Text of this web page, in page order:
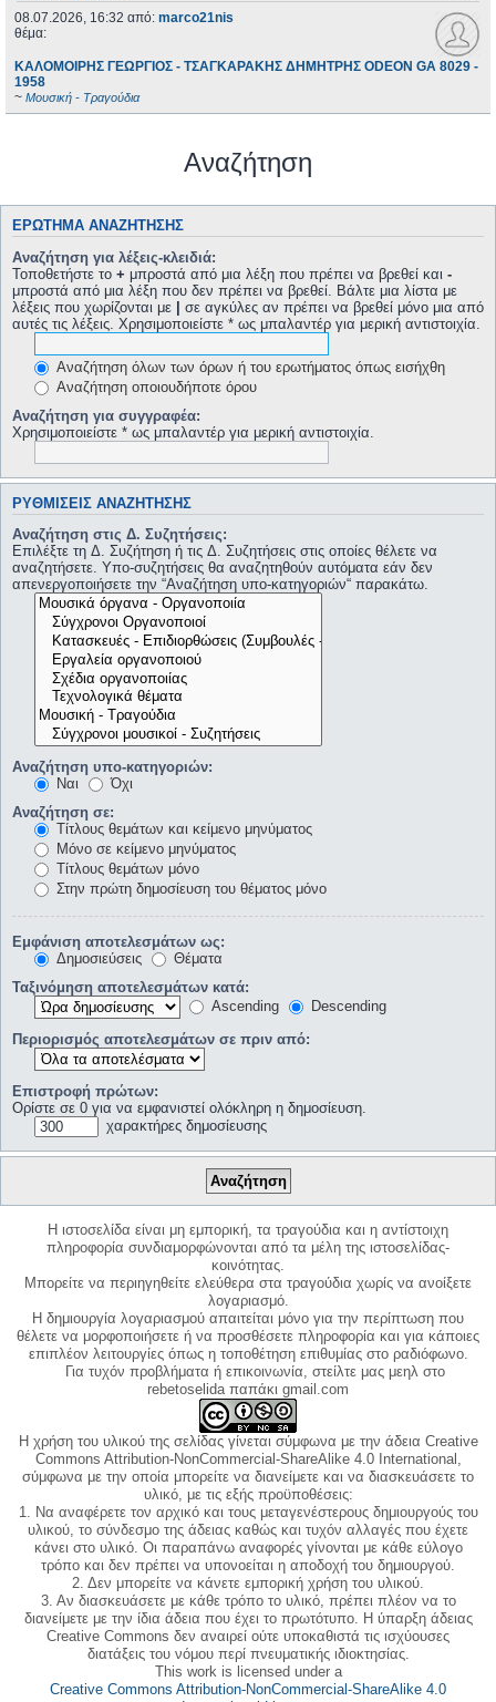
08.07.2026, 16:32 από: marco21nis
θέμα:
ΚΑΛΟΜΟΙΡΗΣ ΓΕΩΡΓΙΟΣ - ΤΣΑΓΚΑΡΑΚΗΣ ΔΗΜΗΤΡΗΣ ODEON GA 8029 -
1958
~ Μουσική - Τραγούδια
Αναζήτηση
ΕΡΏΤΗΜΑ ΑΝΑΖΉΤΗΣΗΣ
Αναζήτηση για λέξεις-κλειδιά:
Τοποθετήστε το + μπροστά από μια λέξη που πρέπει να βρεθεί και -
μπροστά από μια λέξη που δεν πρέπει να βρεθεί. Βάλτε μια λίστα με
λέξεις που χωρίζονται με | σε αγκύλες αν πρέπει να βρεθεί μόνο μια από
αυτές τις λέξεις. Χρησιμοποιείστε * ως μπαλαντέρ για μερική αντιστοιχία.
Αναζήτηση όλων των όρων ή του ερωτήματος όπως εισήχθη
Αναζήτηση οποιουδήποτε όρου
Αναζήτηση για συγγραφέα:
Χρησιμοποιείστε * ως μπαλαντέρ για μερική αντιστοιχία.
ΡΥΘΜΊΣΕΙΣ ΑΝΑΖΉΤΗΣΗΣ
Αναζήτηση στις Δ. Συζητήσεις:
Επιλέξτε τη Δ. Συζήτηση ή τις Δ. Συζητήσεις στις οποίες θέλετε να
αναζητήσετε. Υπο-συζητήσεις θα αναζητηθούν αυτόματα εάν δεν
απενεργοποιήσετε την “Αναζήτηση υπο-κατηγοριών“ παρακάτω.
Αναζήτηση υπο-κατηγοριών:
Ναι
Όχι
Αναζήτηση σε:
Τίτλους θεμάτων και κείμενο μηνύματος
Μόνο σε κείμενο μηνύματος
Τίτλους θεμάτων μόνο
Στην πρώτη δημοσίευση του θέματος μόνο
Εμφάνιση αποτελεσμάτων ως:
Δημοσιεύσεις
Θέματα
Ταξινόμηση αποτελεσμάτων κατά:
Ascending
Descending
Περιορισμός αποτελεσμάτων σε πριν από:
Επιστροφή πρώτων:
Ορίστε σε 0 για να εμφανιστεί ολόκληρη η δημοσίευση.
χαρακτήρες δημοσίευσης
Η ιστοσελίδα είναι μη εμπορική, τα τραγούδια και η αντίστοιχη
πληροφορία συνδιαμορφώνονται από τα μέλη της ιστοσελίδας-
κοινότητας.
Μπορείτε να περιηγηθείτε ελεύθερα στα τραγούδια χωρίς να ανοίξετε
λογαριασμό.
Η δημιουργία λογαριασμού απαιτείται μόνο για την περίπτωση που
θέλετε να μορφοποιήσετε ή να προσθέσετε πληροφορία και για κάποιες
επιπλέον λειτουργίες όπως η τοποθέτηση επιθυμίας στο ραδιόφωνο.
Για τυχόν προβλήματα ή επικοινωνία, στείλτε μας μεηλ στο
rebetoselida παπάκι gmail.com
Η χρήση του υλικού της σελίδας γίνεται σύμφωνα με την άδεια Creative
Commons Attribution-NonCommercial-ShareAlike 4.0 International,
σύμφωνα με την οποία μπορείτε να διανείμετε και να διασκευάσετε το
υλικό, με τις εξής προϋποθέσεις:
1. Να αναφέρετε τον αρχικό και τους μεταγενέστερους δημιουργούς του
υλικού, το σύνδεσμο της άδειας καθώς και τυχόν αλλαγές που έχετε
κάνει στο υλικό. Οι παραπάνω αναφορές γίνονται με κάθε εύλογο
τρόπο και δεν πρέπει να υπονοείται η αποδοχή του δημιουργού.
2. Δεν μπορείτε να κάνετε εμπορική χρήση του υλικού.
3. Αν διασκευάσετε με κάθε τρόπο το υλικό, πρέπει πλέον να το
διανείμετε με την ίδια άδεια που έχει το πρωτότυπο. Η ύπαρξη άδειας
Creative Commons δεν αναιρεί ούτε υποκαθιστά τις ισχύουσες
διατάξεις του νόμου περί πνευματικής ιδιοκτησίας.
This work is licensed under a
Creative Commons Attribution-NonCommercial-ShareAlike 4.0